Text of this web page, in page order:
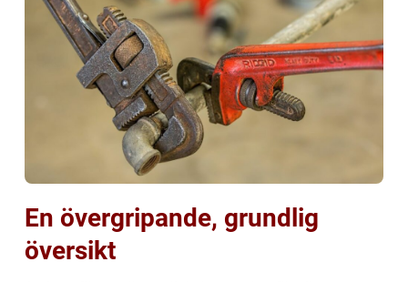
En övergripande, grundlig
översikt